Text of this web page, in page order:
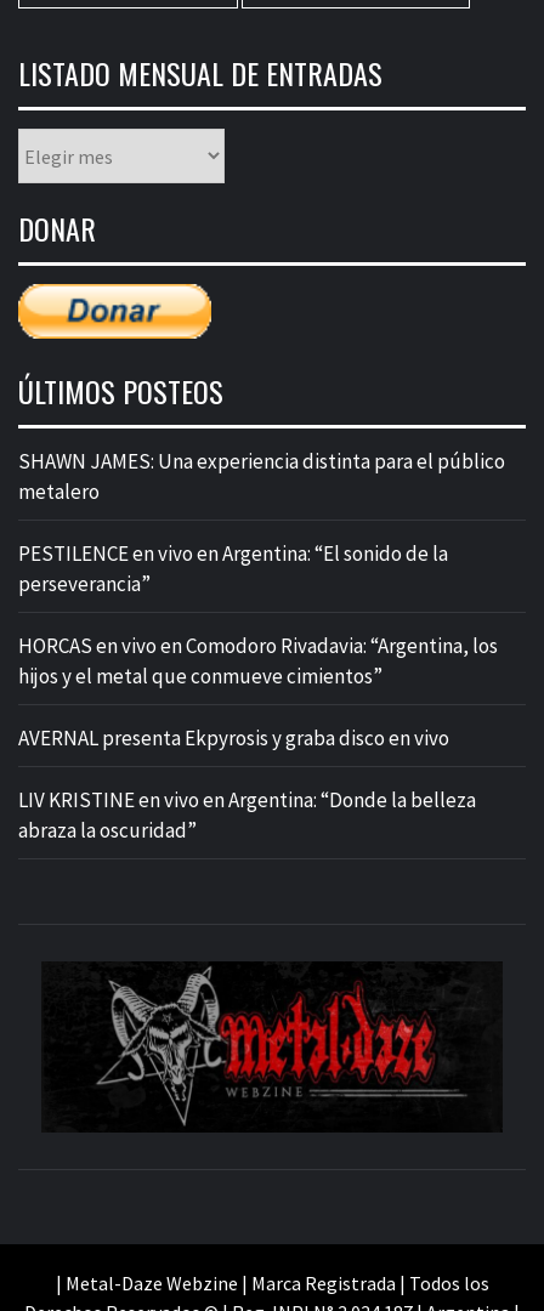
LISTADO MENSUAL DE ENTRADAS
mensual
entradas
DONAR
ÚLTIMOS POSTEOS
SHAWN JAMES: Una experiencia distinta para el público
metalero
PESTILENCE en vivo en Argentina: “El sonido de la
perseverancia”
HORCAS en vivo en Comodoro Rivadavia: “Argentina, los
hijos y el metal que conmueve cimientos”
AVERNAL presenta Ekpyrosis y graba disco en vivo
LIV KRISTINE en vivo en Argentina: “Donde la belleza
abraza la oscuridad”
| Metal-Daze Webzine | Marca Registrada | Todos los